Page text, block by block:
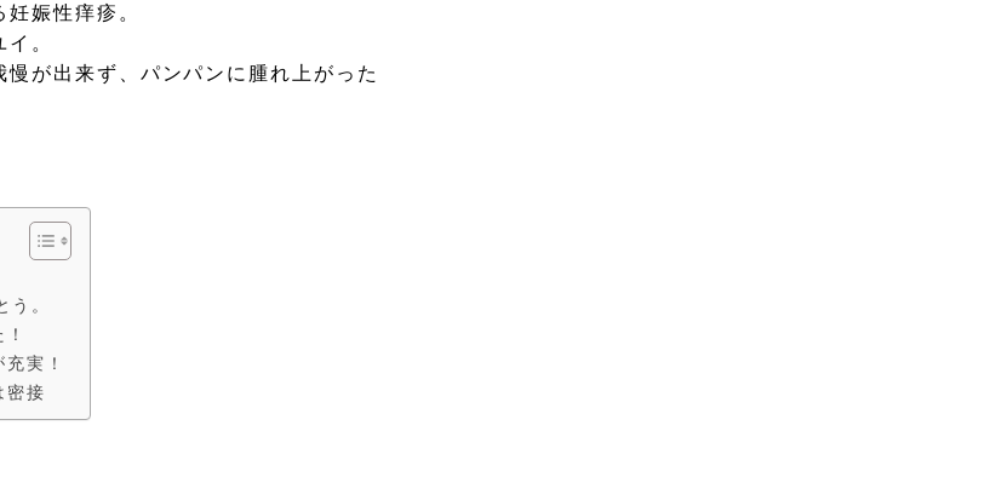
娠性痒疹。
。
が出来ず、パンパンに腫れ上がった
。
実！
密接